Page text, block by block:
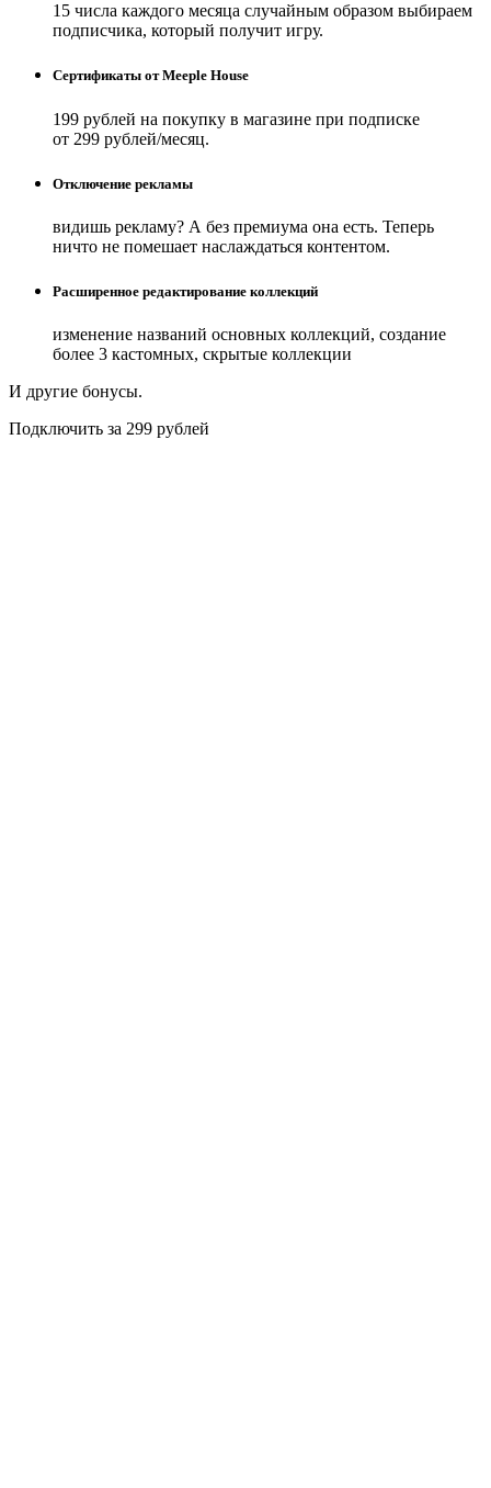
15 числа каждого месяца случайным образом выбираем
подписчика, который получит игру.
Сертификаты от Meeple House
199 рублей на покупку в магазине при подписке
от 299 рублей/месяц.
Отключение рекламы
видишь рекламу? А без премиума она есть. Теперь
ничто не помешает наслаждаться контентом.
Расширенное редактирование коллекций
изменение названий основных коллекций, создание
более 3 кастомных, скрытые коллекции
И другие бонусы.
Подключить за 299 рублей